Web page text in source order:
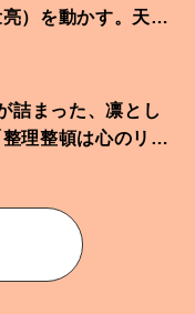
）を動かす。天下
詰まった、凛とし
理整頓は心のリズ